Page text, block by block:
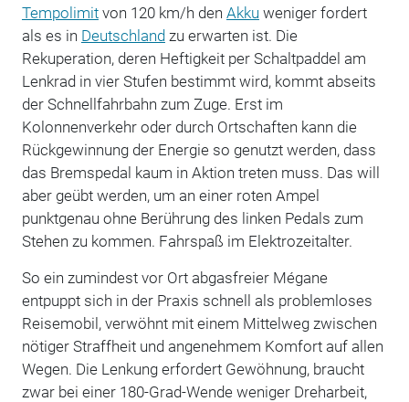
Tempolimitvon 120 km/h den Akku weniger fordert
als es in Deutschlandzu erwarten ist. Die
Rekuperation, deren Heftigkeit per Schaltpaddel am
Lenkrad in vier Stufen bestimmt wird, kommt abseits
der Schnellfahrbahn zum Zuge. Erst im
Kolonnenverkehr oder durch Ortschaften kann die
Rückgewinnung der Energie so genutzt werden, dass
das Bremspedal kaum in Aktion treten muss. Das will
aber geübt werden, um an einer roten Ampel
punktgenau ohne Berührung des linken Pedals zum
Stehen zu kommen. Fahrspaß im Elektrozeitalter.
So ein zumindest vor Ort abgasfreier Mégane
entpuppt sich in der Praxis schnell als problemloses
Reisemobil, verwöhnt mit einem Mittelweg zwischen
nötiger Straffheit und angenehmem Komfort auf allen
Wegen. Die Lenkung erfordert Gewöhnung, braucht
zwar bei einer 180-Grad-Wende weniger Dreharbeit,